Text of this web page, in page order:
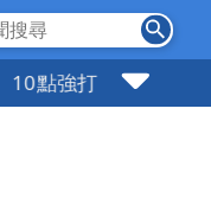
10點強打